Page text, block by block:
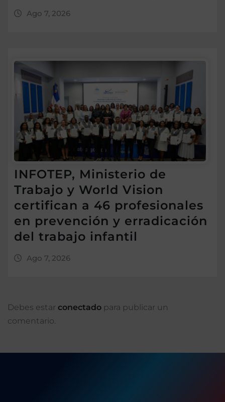
Ago 7, 2026
INFOTEP, Ministerio de
Trabajo y World Vision
certifican a 46 profesionales
en prevención y erradicación
del trabajo infantil
Ago 7, 2026
Debes estar conectado para publicar un
comentario.